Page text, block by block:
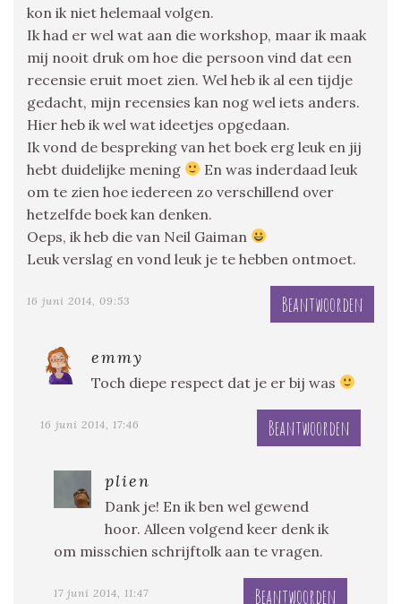
kon ik niet helemaal volgen.
Ik had er wel wat aan die workshop, maar ik maak
mij nooit druk om hoe die persoon vind dat een
recensie eruit moet zien. Wel heb ik al een tijdje
gedacht, mijn recensies kan nog wel iets anders.
Hier heb ik wel wat ideetjes opgedaan.
Ik vond de bespreking van het boek erg leuk en jij
hebt duidelijke mening
En was inderdaad leuk
om te zien hoe iedereen zo verschillend over
hetzelfde boek kan denken.
Oeps, ik heb die van Neil Gaiman
Leuk verslag en vond leuk je te hebben ontmoet.
16 juni 2014, 09:53 Beantwoorden
emmy
Toch diepe respect dat je er bij was
16 juni 2014, 17:46 Beantwoorden
plien
Dank je! En ik ben wel gewend
hoor. Alleen volgend keer denk ik
om misschien schrijftolk aan te vragen.
17 juni 2014, 11:47 Beantwoorden